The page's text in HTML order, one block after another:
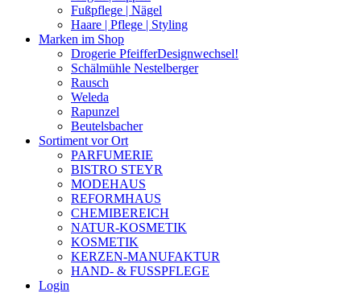
Fußpflege | Nägel
Haare | Pflege | Styling
Marken im Shop
Drogerie PfeifferDesignwechsel!
Schälmühle Nestelberger
Rausch
Weleda
Rapunzel
Beutelsbacher
Sortiment vor Ort
PARFUMERIE
BISTRO STEYR
MODEHAUS
REFORMHAUS
CHEMIBEREICH
NATUR-KOSMETIK
KOSMETIK
KERZEN-MANUFAKTUR
HAND- & FUSSPFLEGE
Login